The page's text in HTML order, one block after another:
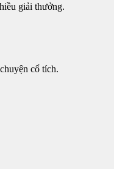
giải thưởng.
cổ tích.